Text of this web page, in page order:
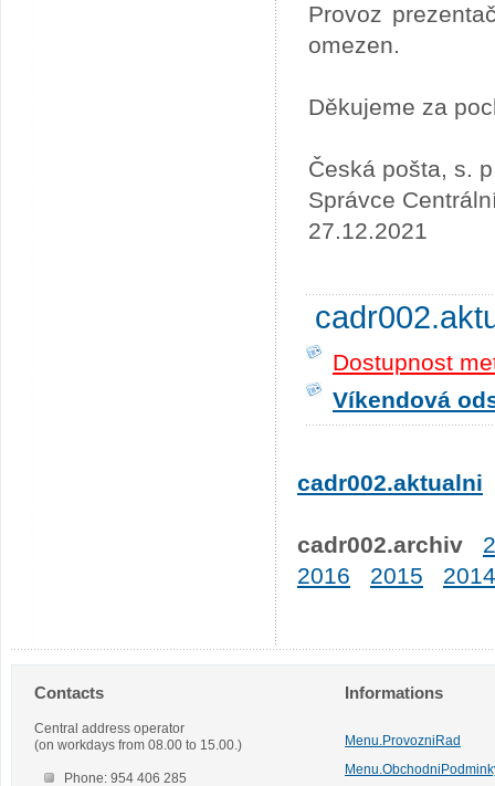
Provoz
omezen.
Děkujeme za
Česká pošta, s.
Správce
27.12.2021
Dostupnost
Víkendová
cadr002.aktualni
cadr002.archiv
2016
2015 2014
Contacts
Central address operator
(on workdays from 08.00 to 15.00.)
Phone: 954 406 285
Informations
Menu.ProvozniRad